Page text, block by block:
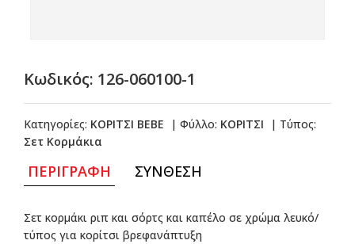
Κωδικός: 126-060100-1
Κατηγορίες: ΚΟΡΙΤΣΙ BEBE | Φύλλο: ΚΟΡΙΤΣΙ | Τύπος:
Σετ Κορμάκια
ΠΕΡΙΓΡΑΦΗ ΣΥΝΘΕΣΗ
Σετ κορμάκι ριπ και σόρτς και καπέλο σε χρώμα λευκό/
τύπος για κορίτσι βρεφανάπτυξη